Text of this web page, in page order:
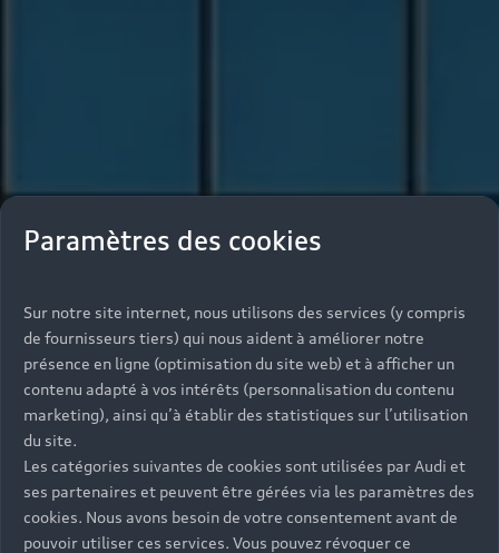
Paramètres des cookies
Sur notre site internet, nous utilisons des services (y compris
de fournisseurs tiers) qui nous aident à améliorer notre
présence en ligne (optimisation du site web) et à afficher un
contenu adapté à vos intérêts (personnalisation du contenu
marketing), ainsi qu’à établir des statistiques sur l’utilisation
du site.
Les catégories suivantes de cookies sont utilisées par Audi et
ses partenaires et peuvent être gérées via les paramètres des
cookies. Nous avons besoin de votre consentement avant de
pouvoir utiliser ces services. Vous pouvez révoquer ce